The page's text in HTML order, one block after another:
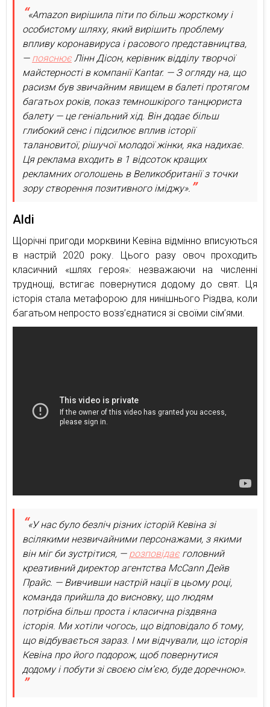
«Amazon вирішила піти по більш жорсткому і
особистому шляху, який вирішить проблему
впливу коронавируса і расового представництва,
— пояснює Лінн Дісон, керівник відділу творчої
майстерності в компанії Kantar. — З огляду на, що
расизм був звичайним явищем в балеті протягом
багатьох років, показ темношкірого танцюриста
балету — це геніальний хід. Він додає більш
глибокий сенс і підсилює вплив історії
талановитої, рішучої молодої жінки, яка надихає.
Ця реклама входить в 1 відсоток кращих
рекламних оголошень в Великобританії з точки
зору створення позитивного іміджу».
Aldi
Щорічні пригоди морквини Кевіна відмінно вписуються
в настрій 2020 року. Цього разу овоч проходить
класичний «шлях героя»: незважаючи на численні
труднощі, встигає повернутися додому до свят. Ця
історія стала метафорою для нинішнього Різдва, коли
багатьом непросто возз’єднатися зі своїми сім’ями.
«У нас було безліч різних історій Кевіна зі
всілякими незвичайними персонажами, з якими
він міг би зустрітися, — розповідає головний
креативний директор агентства McCann Дейв
Прайс. — Вивчивши настрій нації в цьому році,
команда прийшла до висновку, що людям
потрібна більш проста і класична різдвяна
історія. Ми хотіли чогось, що відповідало б тому,
що відбувається зараз. І ми відчували, що історія
Кевіна про його подорож, щоб повернутися
додому і побути зі своєю сім’єю, буде доречною».